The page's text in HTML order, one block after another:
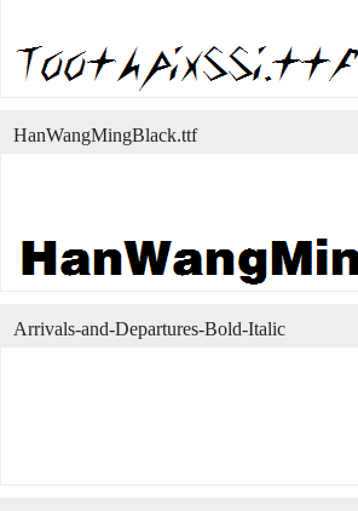
HanWangMingBlack.ttf
Arrivals-and-Departures-Bold-Italic